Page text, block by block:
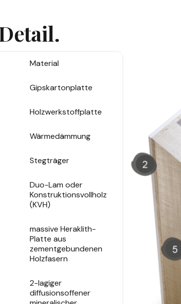
Material
Gipskartonplatte
Holzwerkstoffplatte
Wärmedämmung
Stegträger
Duo-Lam oder
Konstruktionsvollholz
(KVH)
massive Heraklith-
Platte aus
zementgebundenen
Holzfasern
2-lagiger
diffusionsoffener